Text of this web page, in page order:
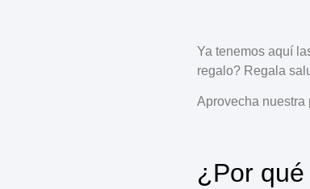
Ya tenemos aquí
regalo? Regala
Aprovecha nuestra
¿Por